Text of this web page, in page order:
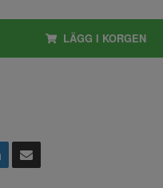
LÄGG I KORGEN